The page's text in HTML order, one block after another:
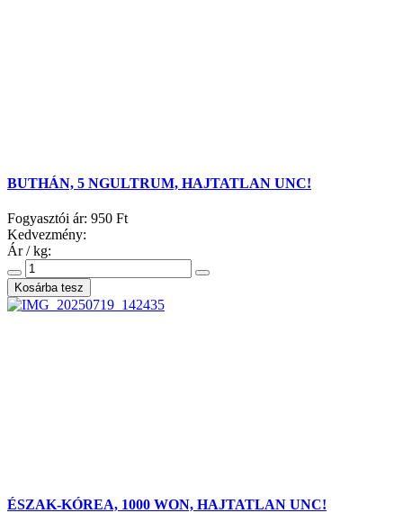
BUTHÁN, 5 NGULTRUM, HAJTATLAN UNC!
Fogyasztói ár: 950 Ft
Kedvezmény:
Ár / kg:
ÉSZAK-KÓREA, 1000 WON, HAJTATLAN UNC!